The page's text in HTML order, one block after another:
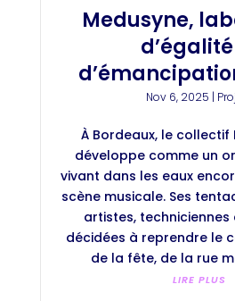
Medusyne,
Nov 6, 2025 |
À Bordeaux, le collectif
développe comme un
vivant dans les eaux
scène musicale. Ses
artistes,
décidées à reprendre le
de la fête, de la rue
LIRE PLUS